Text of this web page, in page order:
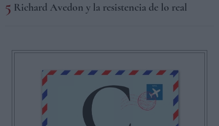
Richard Avedon y la resistencia de lo real